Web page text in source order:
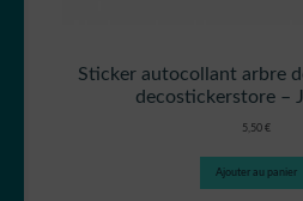
Sticker autocollant arbre
decostickerstore –
5,50 €
Ajouter au panier